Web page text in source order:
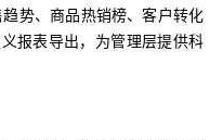
势、商品热销榜、客户转化
报表导出，为管理层提供科